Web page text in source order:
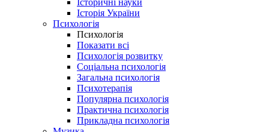
Історичні науки
Історія України
Психологія
Психологія
Показати всі
Психологія розвитку
Соціальна психологія
Загальна психологія
Психотерапія
Популярна психологія
Практична психологія
Прикладна психологія